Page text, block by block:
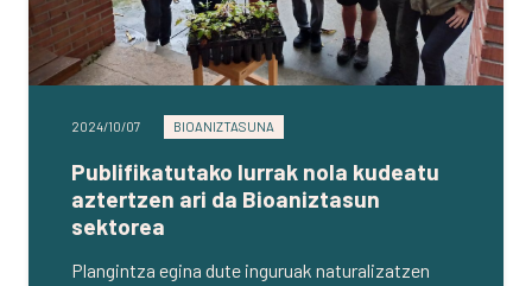
2024/10/07 BIOANIZTASUNA
Publifikatutako lurrak nola kudeatu
aztertzen ari da Bioaniztasun
sektorea
Plangintza egina dute inguruak naturalizatzen